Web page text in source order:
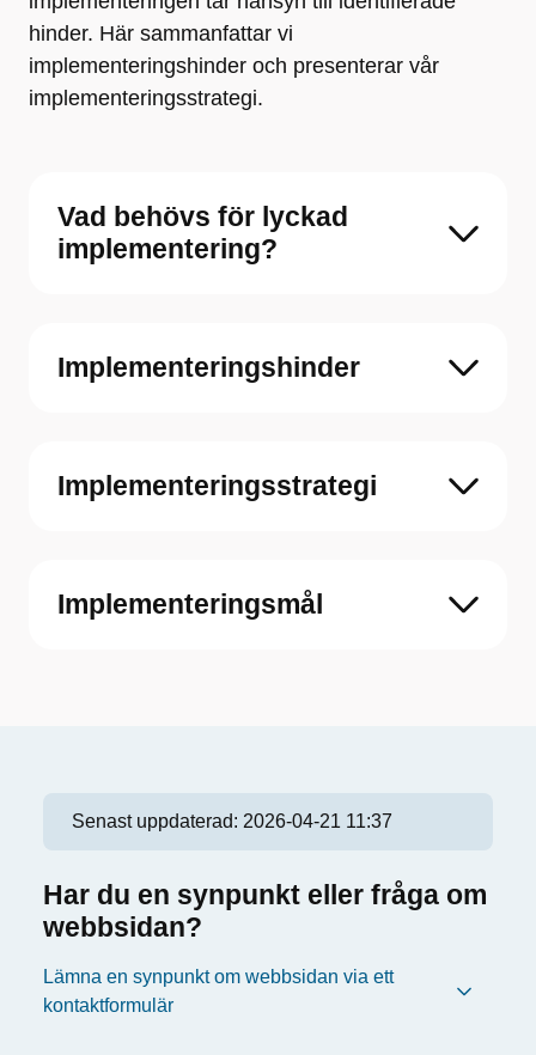
hinder. Här sammanfattar vi
implementeringshinder och presenterar vår
implementeringsstrategi.
Vad behövs för lyckad
implementering?
Implementeringshinder
Implementeringsstrategi
Implementeringsmål
Senast uppdaterad: 2026-04-21 11:37
Har du en synpunkt eller fråga om
webbsidan?
Lämna en synpunkt om webbsidan via ett
kontaktformulär